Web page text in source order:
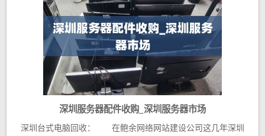
深圳服务器配件收购_深圳服务器市场
深圳台式电脑回收： 在鲍余网络网站建设公司这几年深圳